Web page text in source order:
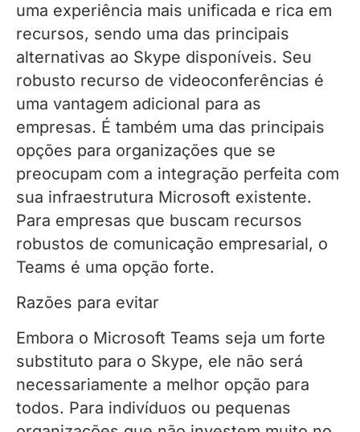
uma experiência mais unificada e rica em
recursos, sendo uma das principais
alternativas ao Skype disponíveis. Seu
robusto recurso de videoconferências é
uma vantagem adicional para as
empresas. É também uma das principais
opções para organizações que se
preocupam com a integração perfeita com
sua infraestrutura Microsoft existente.
Para empresas que buscam recursos
robustos de comunicação empresarial, o
Teams é uma opção forte.
Razões para evitar
Embora o Microsoft Teams seja um forte
substituto para o Skype, ele não será
necessariamente a melhor opção para
todos. Para indivíduos ou pequenas